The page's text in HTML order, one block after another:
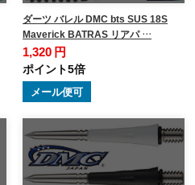
ダーツ バレル DMC bts SUS 18S
Maverick BATRAS リアパ …
1,320 円
ポイント5倍
メール便可